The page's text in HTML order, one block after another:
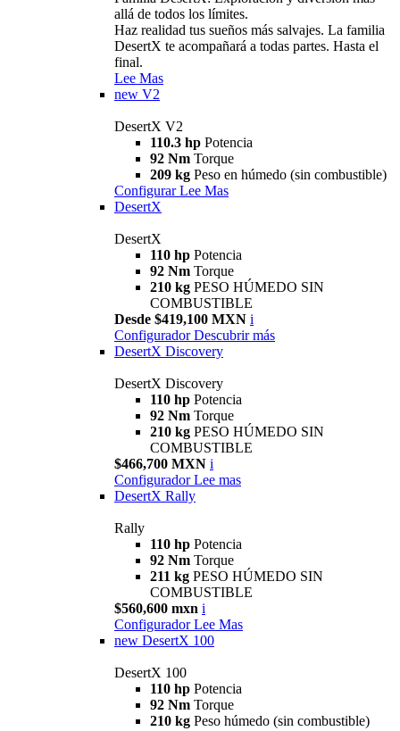
allá de todos los límites.
Haz realidad tus sueños más salvajes. La familia
DesertX te acompañará a todas partes. Hasta el
final.
Lee Mas
new V2
DesertX V2
110.3 hp Potencia
92 Nm Torque
209 kg Peso en húmedo (sin combustible)
Configurar Lee Mas
DesertX
DesertX
110 hp Potencia
92 Nm Torque
210 kg PESO HÚMEDO SIN
COMBUSTIBLE
Desde $419,100 MXN i
Configurador Descubrir más
DesertX Discovery
DesertX Discovery
110 hp Potencia
92 Nm Torque
210 kg PESO HÚMEDO SIN
COMBUSTIBLE
$466,700 MXN i
Configurador Lee mas
DesertX Rally
Rally
110 hp Potencia
92 Nm Torque
211 kg PESO HÚMEDO SIN
COMBUSTIBLE
$560,600 mxn i
Configurador Lee Mas
new DesertX 100
DesertX 100
110 hp Potencia
92 Nm Torque
210 kg Peso húmedo (sin combustible)